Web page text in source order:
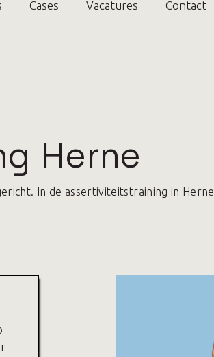
Cases Vacatures Contact
Herne
In de assertiviteitstraining in Herne